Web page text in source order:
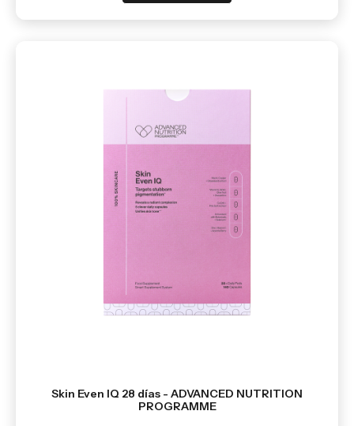
Skin Even IQ 28 días - ADVANCED NUTRITION
PROGRAMME